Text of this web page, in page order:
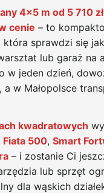
4×5 m od 5 710
cenie – to
która sprawdzi się
lub garaż na
w jeden dzień,
a w Małopolsce
kwadratowych
Fiata 500, Smart
– i zostanie Ci
lub sprzęt
dla wąskich